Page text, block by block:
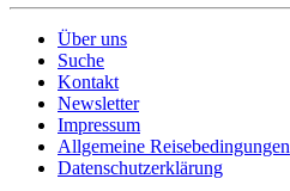
Über uns
Suche
Kontakt
Newsletter
Impressum
Allgemeine Reisebedingungen
Datenschutzerklärung